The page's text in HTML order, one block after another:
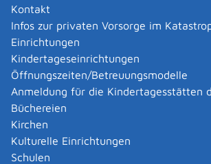
Kontakt
Infos zur privaten Vorsorge im
Einrichtungen
Kindertageseinrichtungen
Öffnungszeiten/Betreuungsmodelle
Anmeldung für die Kindertagesstätten
Büchereien
Kirchen
Kulturelle Einrichtungen
Schulen
Rehabilitation, Leistung zur Teilhabe
Leistung zur Nachsorge und sonstigen
Teilhabe.
Das Übergangsgeld hat dabei eine
Entgeltersatzfunktion und soll Sie
der Rehabilitationsmaßnahme
Einen Anspruch auf Übergangsgeld
wenn die versicherungsrechtlichen
11 SGB VI) erfüllt sind.